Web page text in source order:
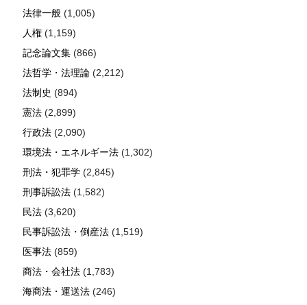
法律一般(1,005)
人権(1,159)
記念論文集(866)
法哲学・法理論(2,212)
法制史 (894)
憲法(2,899)
行政法(2,090)
環境法・エネルギー法(1,302)
刑法・犯罪学(2,845)
刑事訴訟法(1,582)
民法(3,620)
民事訴訟法・倒産法(1,519)
医事法(859)
商法・会社法(1,783)
海商法・運送法(246)